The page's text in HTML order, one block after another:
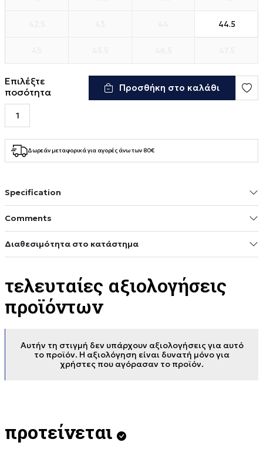
44.5
Επιλέξτε
ποσότητα
Προσθήκη στο καλάθι
Δωρεάν μεταφορικά για αγορές άνω των 80€
Specification
Comments
Διαθεσιμότητα στο κατάστημα
τελευταίες αξιολογήσεις
προϊόντων
Αυτήν τη στιγμή δεν υπάρχουν αξιολογήσεις για αυτό
το προϊόν. Η αξιολόγηση είναι δυνατή μόνο για
χρήστες που αγόρασαν το προϊόν.
προτείνεται